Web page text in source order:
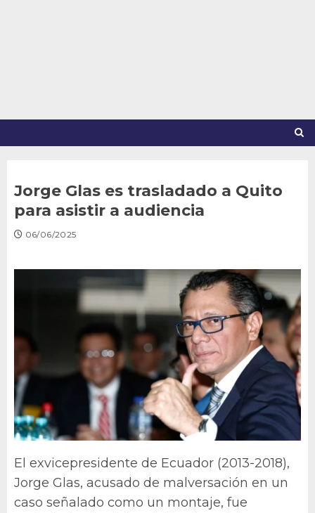
Jorge Glas es trasladado a Quito
para asistir a audiencia
06/06/2025
El exvicepresidente de Ecuador (2013-2018),
Jorge Glas, acusado de malversación en un
caso señalado como un montaje, fue